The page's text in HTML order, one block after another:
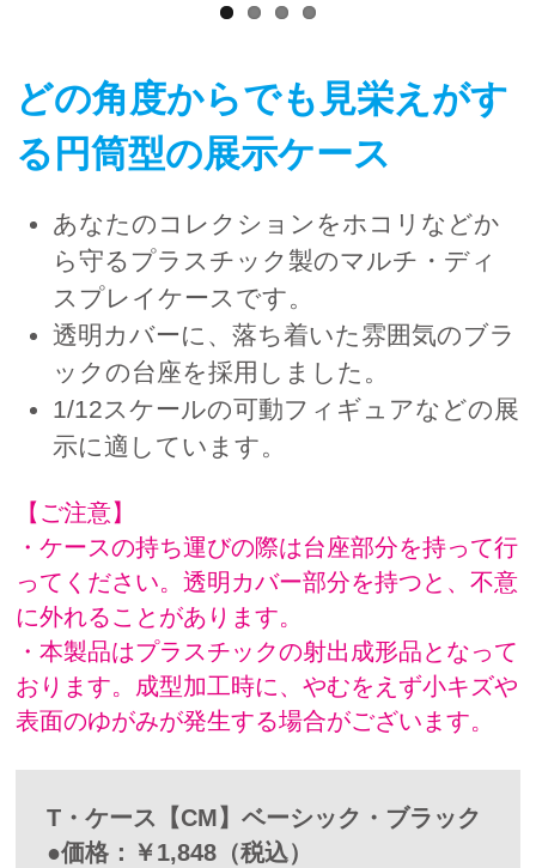
どの角度からでも見栄えがす
る円筒型の展示ケース
あなたのコレクションをホコリなどか
ら守るプラスチック製のマルチ・ディ
スプレイケースです。
透明カバーに、落ち着いた雰囲気のブラ
ックの台座を採用しました。
1/12スケールの可動フィギュアなどの展
示に適しています。
【ご注意】
・ケースの持ち運びの際は台座部分を持って行
ってください。透明カバー部分を持つと、不意
に外れることがあります。
・本製品はプラスチックの射出成形品となって
おります。成型加工時に、やむをえず小キズや
表面のゆがみが発生する場合がございます。
T・ケース【CM】ベーシック・ブラック
●価格：￥1,848（税込）